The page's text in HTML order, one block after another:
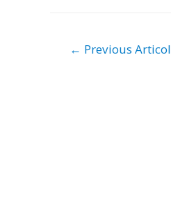
Navigare
← Previous Articol